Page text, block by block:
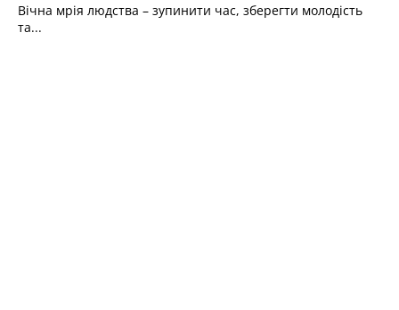
Вічна мрія людства – зупинити час, зберегти молодість
та...